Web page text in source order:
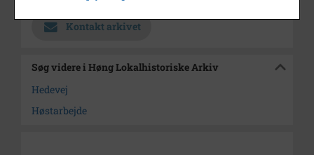
Kontakt arkivet
Søg videre i Høng Lokalhistoriske Arkiv
Hedevej
Høstarbejde